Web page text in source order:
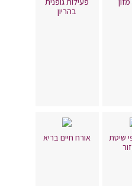
בהריון
שיטת
אורח חיים בריא